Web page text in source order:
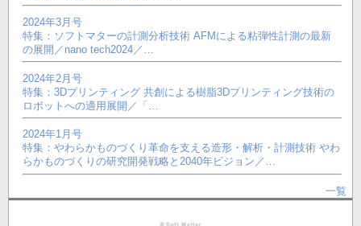
2024年3月号
特集：ソフトマターの計測分析技術 AFMによる粘弾性計測の最新
の展開／nano tech2024／…
2024年2月号
特集：3Dプリンティング 共創による樹脂3Dプリンティング技術の
ロボットへの適用展開／「…
2024年1月号
特集：やわらかものづくり革命を支える造形・解析・計測技術 やわ
らかものづくりの研究開発戦略と2040年ビジョン／…
一覧